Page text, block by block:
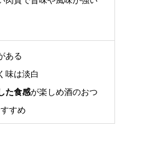
ある
味は淡白
た食感が楽しめ酒のおつ
すめ